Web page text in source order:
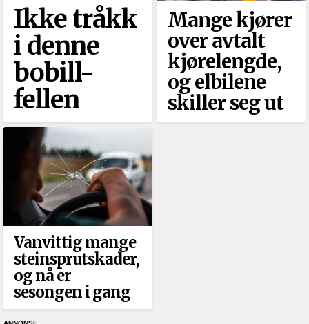
Ikke tråkk
i denne
bobill-
fellen
Mange kjører
over avtalt
kjørelengde,
og elbilene
skiller seg ut
Vanvittig mange
steinsprutskader,
og nå er
sesongen i gang